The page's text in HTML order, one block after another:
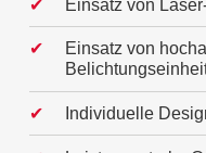
Einsatz von
Einsatz von
Individuelle